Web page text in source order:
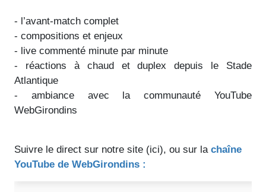
- l’avant-match complet
- compositions et enjeux
- live commenté minute par minute
- réactions à chaud et duplex depuis le Stade
Atlantique
- ambiance avec la communauté YouTube
WebGirondins
Suivre le direct sur notre site (ici), ou sur la chaîne
YouTube de WebGirondins :